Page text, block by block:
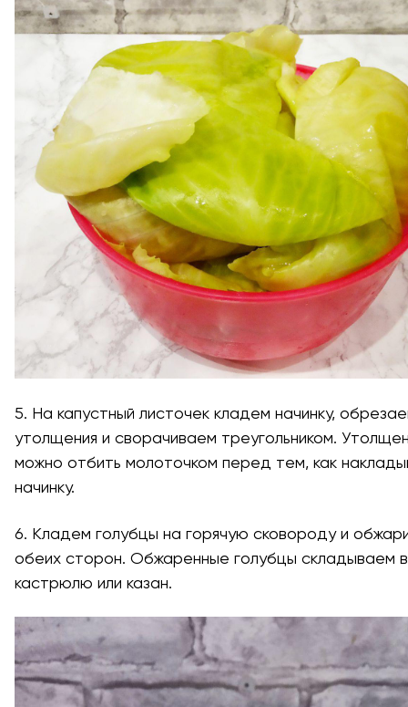
5. На капустный листочек кладем начинку,
утолщения и сворачиваем треугольником.
можно отбить молоточком перед тем, как
начинку.
6. Кладем голубцы на горячую сковороду и
обеих сторон. Обжаренные голубцы складываем в
кастрюлю или казан.